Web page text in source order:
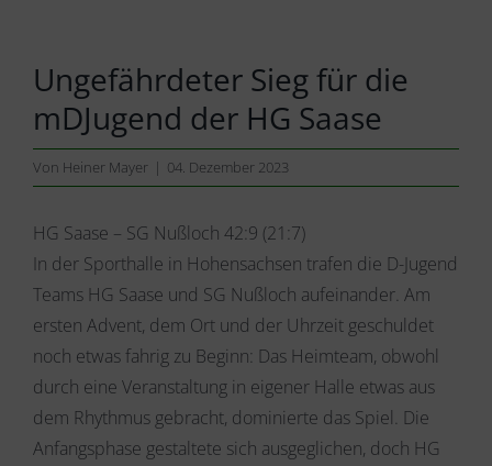
Ungefährdeter Sieg für die
mDJugend der HG Saase
Von Heiner Mayer | 04. Dezember 2023
HG Saase – SG Nußloch 42:9 (21:7)
In der Sporthalle in Hohensachsen trafen die D-Jugend
Teams HG Saase und SG Nußloch aufeinander. Am
ersten Advent, dem Ort und der Uhrzeit geschuldet
noch etwas fahrig zu Beginn: Das Heimteam, obwohl
durch eine Veranstaltung in eigener Halle etwas aus
dem Rhythmus gebracht, dominierte das Spiel. Die
Anfangsphase gestaltete sich ausgeglichen, doch HG